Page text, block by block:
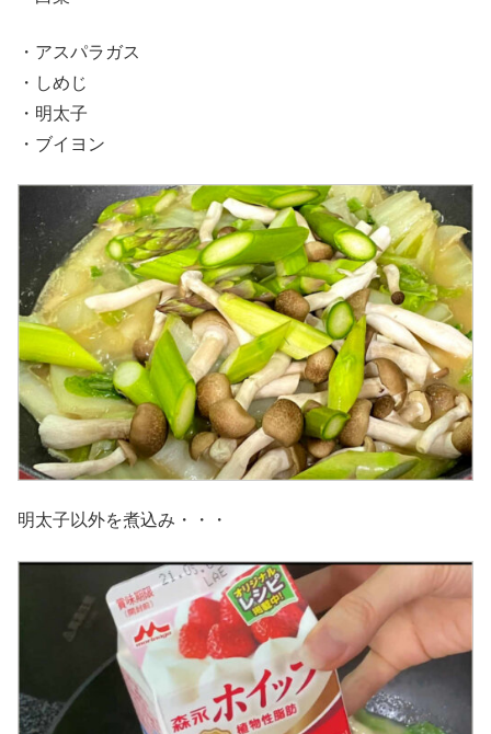
・アスパラガス
・しめじ
・明太子
・ブイヨン
明太子以外を煮込み・・・